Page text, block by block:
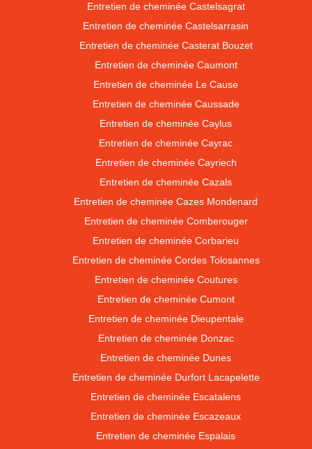
Entretien de cheminée Castelsagrat
Entretien de cheminée Castelsarrasin
Entretien de cheminée Casterat Bouzet
Entretien de cheminée Caumont
Entretien de cheminée Le Cause
Entretien de cheminée Caussade
Entretien de cheminée Caylus
Entretien de cheminée Cayrac
Entretien de cheminée Cayriech
Entretien de cheminée Cazals
Entretien de cheminée Cazes Mondenard
Entretien de cheminée Comberouger
Entretien de cheminée Corbarieu
Entretien de cheminée Cordes Tolosannes
Entretien de cheminée Coutures
Entretien de cheminée Cumont
Entretien de cheminée Dieupentale
Entretien de cheminée Donzac
Entretien de cheminée Dunes
Entretien de cheminée Durfort Lacapelette
Entretien de cheminée Escatalens
Entretien de cheminée Escazeaux
Entretien de cheminée Espalais